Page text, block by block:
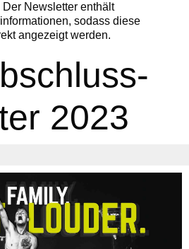
Newsletter enthält
sodass diese
angezeigt werden.
2023